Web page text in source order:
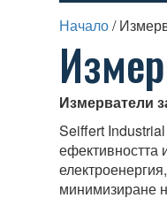
Начало/
Измерватели
Seiffert
ефективността
минимизиране